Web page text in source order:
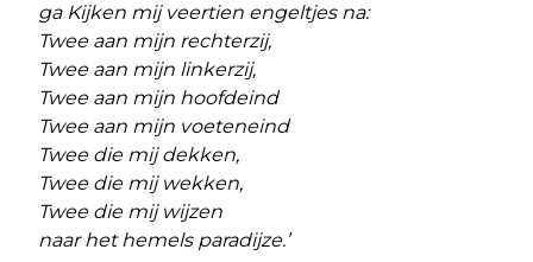
ga Kijken mij veertien engeltjes na:
Twee aan mijn rechterzij,
Twee aan mijn linkerzij,
Twee aan mijn hoofdeind
Twee aan mijn voeteneind
Twee die mij dekken,
Twee die mij wekken,
Twee die mij wijzen
naar het hemels paradijze.’